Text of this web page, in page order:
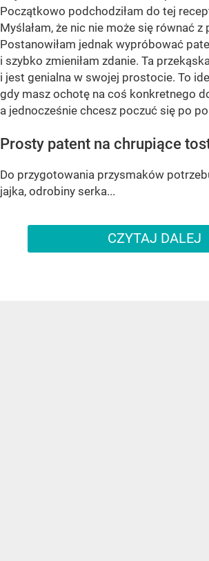
Początkowo podchodziłam do tej
Myślałam, że nic nie może się równać z
Postanowiłam jednak wypróbować
i szybko zmieniłam zdanie. Ta
i jest genialna w swojej prostocie. To
gdy masz ochotę na coś konkretnego
a jednocześnie chcesz poczuć się po
Prosty patent na chrupiące
Do przygotowania przysmaków
jajka, odrobiny serka...
CZYTAJ DALEJ